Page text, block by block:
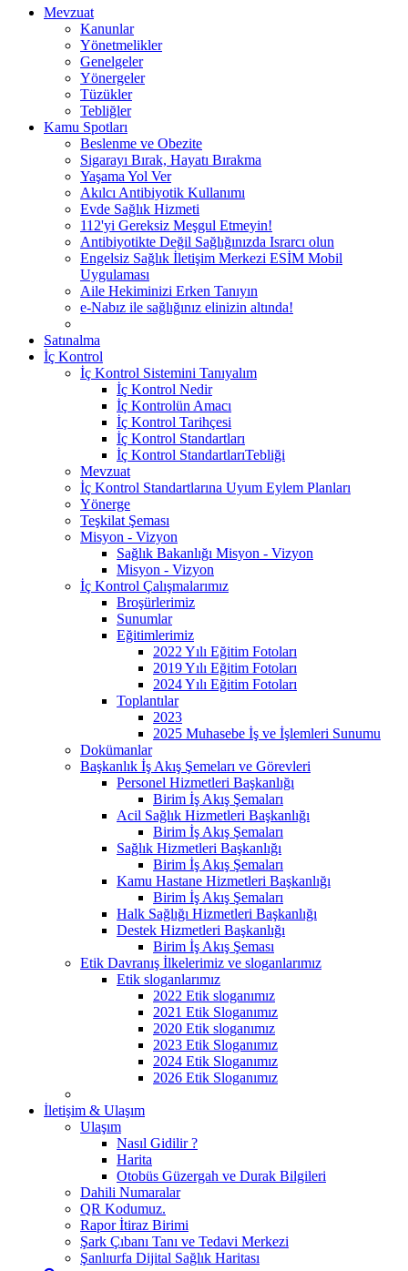
Mevzuat
Kanunlar
Yönetmelikler
Genelgeler
Yönergeler
Tüzükler
Tebliğler
Kamu Spotları
Beslenme ve Obezite
Sigarayı Bırak, Hayatı Bırakma
Yaşama Yol Ver
Akılcı Antibiyotik Kullanımı
Evde Sağlık Hizmeti
112'yi Gereksiz Meşgul Etmeyin!
Antibiyotikte Değil Sağlığınızda Israrcı olun
Engelsiz Sağlık İletişim Merkezi ESİM Mobil
Uygulaması
Aile Hekiminizi Erken Tanıyın
e-Nabız ile sağlığınız elinizin altında!
Satınalma
İç Kontrol
İç Kontrol Sistemini Tanıyalım
İç Kontrol Nedir
İç Kontrolün Amacı
İç Kontrol Tarihçesi
İç Kontrol Standartları
İç Kontrol StandartlarıTebliği
Mevzuat
İç Kontrol Standartlarına Uyum Eylem Planları
Yönerge
Teşkilat Şeması
Misyon - Vizyon
Sağlık Bakanlığı Misyon - Vizyon
Misyon - Vizyon
İç Kontrol Çalışmalarımız
Broşürlerimiz
Sunumlar
Eğitimlerimiz
2022 Yılı Eğitim Fotoları
2019 Yılı Eğitim Fotoları
2024 Yılı Eğitim Fotoları
Toplantılar
2023
2025 Muhasebe İş ve İşlemleri Sunumu
Dokümanlar
Başkanlık İş Akış Şemeları ve Görevleri
Personel Hizmetleri Başkanlığı
Birim İş Akış Şemaları
Acil Sağlık Hizmetleri Başkanlığı
Birim İş Akış Şemaları
Sağlık Hizmetleri Başkanlığı
Birim İş Akış Şemaları
Kamu Hastane Hizmetleri Başkanlığı
Birim İş Akış Şemaları
Halk Sağlığı Hizmetleri Başkanlığı
Destek Hizmetleri Başkanlığı
Birim İş Akış Şeması
Etik Davranış İlkelerimiz ve sloganlarımız
Etik sloganlarımız
2022 Etik sloganımız
2021 Etik Sloganımız
2020 Etik sloganımız
2023 Etik Sloganımız
2024 Etik Sloganımız
2026 Etik Sloganımız
İletişim & Ulaşım
Ulaşım
Nasıl Gidilir ?
Harita
Otobüs Güzergah ve Durak Bilgileri
Dahili Numaralar
QR Kodumuz.
Rapor İtiraz Birimi
Şark Çıbanı Tanı ve Tedavi Merkezi
Şanlıurfa Dijital Sağlık Haritası